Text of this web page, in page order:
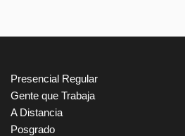
Presencial Regular
Gente que Trabaja
A Distancia
Posgrado